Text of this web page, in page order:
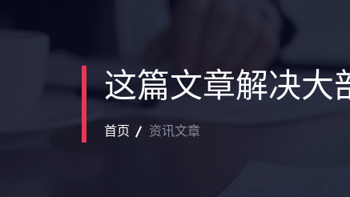
这篇文章解决大
首页 资讯文章